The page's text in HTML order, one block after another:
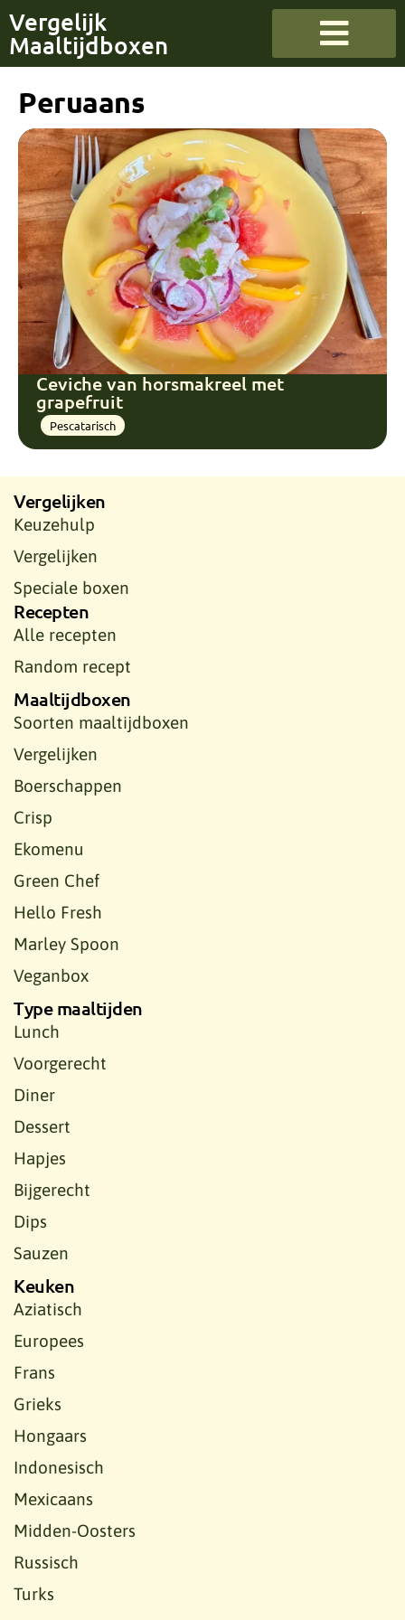
Vergelijk
Maaltijdboxen
Peruaans
Ceviche van horsmakreel met
grapefruit
Pescatarisch
Vergelijken
Keuzehulp
Vergelijken
Speciale boxen
Recepten
Alle recepten
Random recept
Maaltijdboxen
Soorten maaltijdboxen
Vergelijken
Boerschappen
Crisp
Ekomenu
Green Chef
Hello Fresh
Marley Spoon
Veganbox
Type maaltijden
Lunch
Voorgerecht
Diner
Dessert
Hapjes
Bijgerecht
Dips
Sauzen
Keuken
Aziatisch
Europees
Frans
Grieks
Hongaars
Indonesisch
Mexicaans
Midden-Oosters
Russisch
Turks